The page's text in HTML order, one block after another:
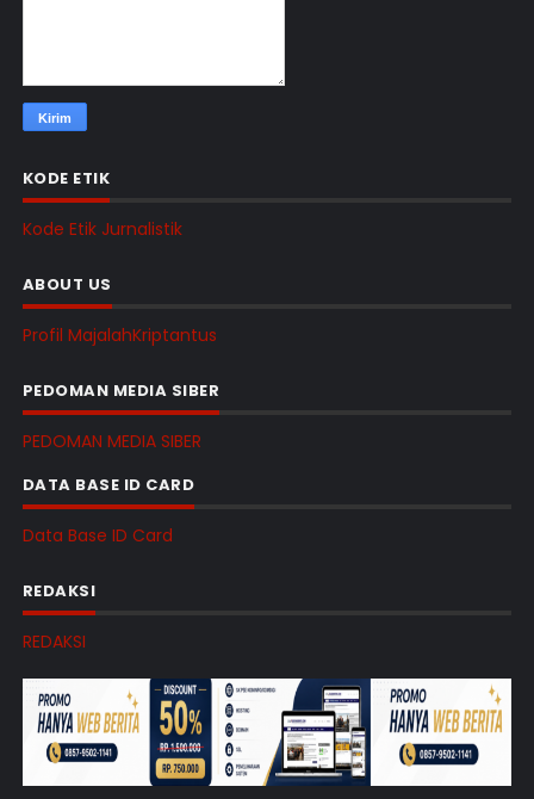
KODE ETIK
Kode Etik Jurnalistik
ABOUT US
Profil MajalahKriptantus
PEDOMAN MEDIA SIBER
PEDOMAN MEDIA SIBER
DATA BASE ID CARD
Data Base ID Card
REDAKSI
REDAKSI